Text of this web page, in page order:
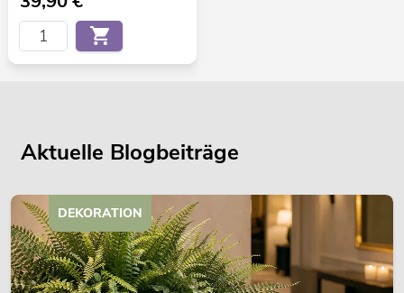
Aktuelle Blogbeiträge
DEKORATION